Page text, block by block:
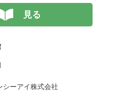
見る
シーアイ株式会社